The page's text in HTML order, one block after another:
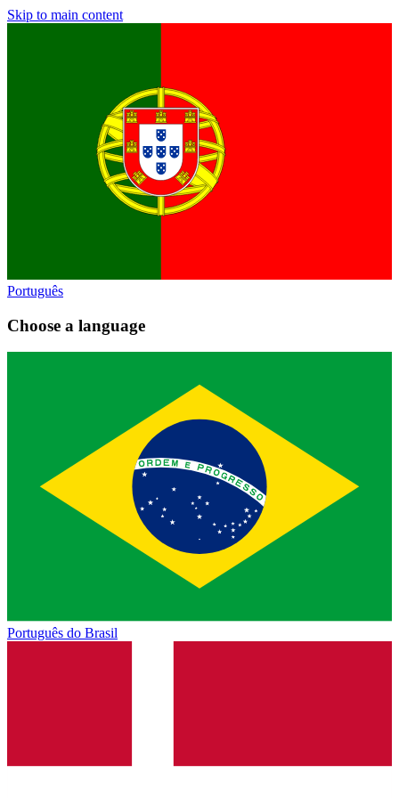
Skip to main content
Português
Choose a language
Português do Brasil